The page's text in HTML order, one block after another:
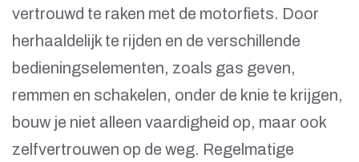
vertrouwd te raken met de motorfiets. Door
herhaaldelijk te rijden en de verschillende
bedieningselementen, zoals gas geven,
remmen en schakelen, onder de knie te krijgen,
bouw je niet alleen vaardigheid op, maar ook
zelfvertrouwen op de weg. Regelmatige